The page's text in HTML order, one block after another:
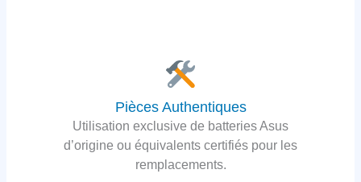
Pièces Authentiques
Utilisation exclusive de batteries Asus
d’origine ou équivalents certifiés pour les
remplacements.